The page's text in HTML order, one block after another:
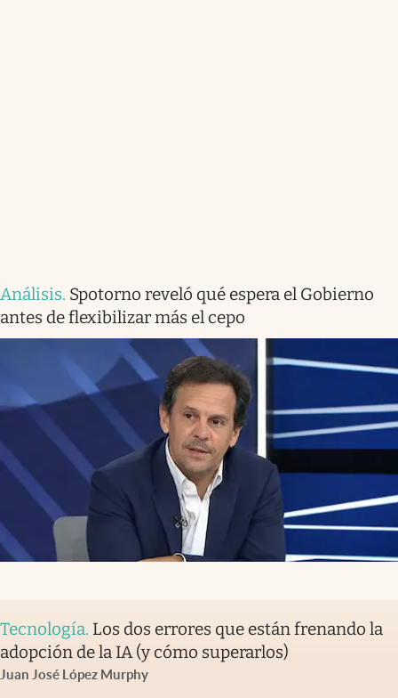
Análisis. Spotorno reveló qué espera el Gobierno
antes de flexibilizar más el cepo
Tecnología. Los dos errores que están frenando la
adopción de la IA (y cómo superarlos)
Juan José López Murphy